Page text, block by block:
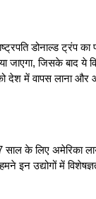
डोनाल्ड ट्रंप
जाएगा, जिसके बाद
देश में वापस लाना
साल के लिए अमेरिका
इन उद्योगों में